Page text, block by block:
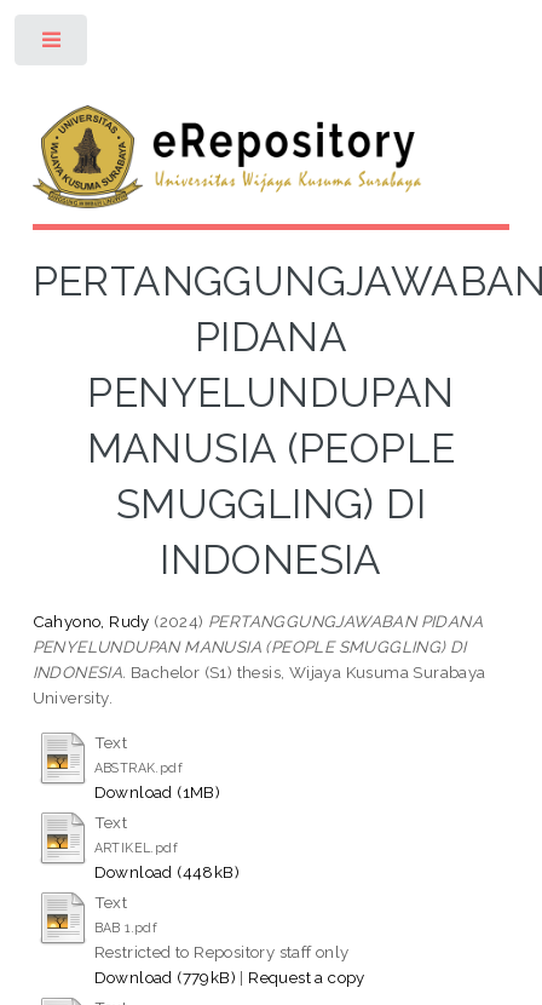
PIDANA
PENYELUNDUPAN
MANUSIA (PEOPLE
SMUGGLING) DI
INDONESIA
Cahyono, Rudy (2024) PERTANGGUNGJAWABAN PIDANA
PENYELUNDUPAN MANUSIA (PEOPLE SMUGGLING) DI
INDONESIA. Bachelor (S1) thesis, Wijaya Kusuma Surabaya
University.
Text
ABSTRAK.pdf
Download (1MB)
Text
ARTIKEL.pdf
Download (448kB)
Text
BAB 1.pdf
Restricted to Repository staff only
Download (779kB) | Request a copy